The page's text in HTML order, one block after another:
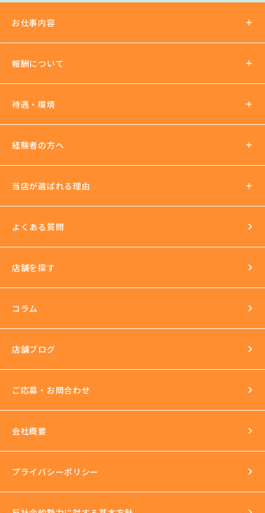
お仕事内容
報酬について
報酬の仕組み
待遇・環境
待遇について
法人運営
イベントもいっぱい
環境
長年の運営実績
完全個室
スタッフ研修
セクハラ根絶
経験者の方へ
当店が選ばれる理由
よくある質問
店舗を探す
コラム
店舗ブログ
ご応募・お問合わせ
会社概要
プライバシーポリシー